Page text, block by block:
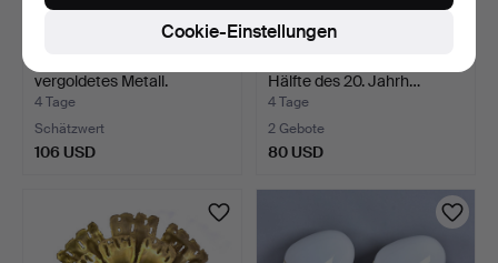
vergoldetes Metall.
4 Tage
Schätzwert
106 USD
Hälfte des 20. Jahrh…
4 Tage
2 Gebote
80 USD
Cookie-Einstellungen